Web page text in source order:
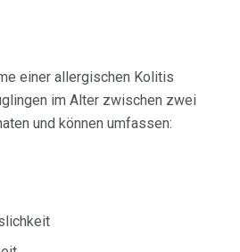
einer allergischen Kolitis
im Alter zwischen zwei
und können umfassen: